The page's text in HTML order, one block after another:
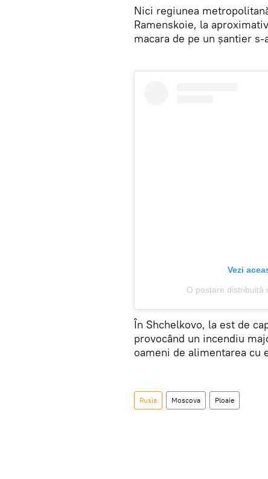
Nici regiunea
Ramenskoie, la
macara de pe un șantier
Vezi
O postare distribuită
În Shchelkovo, la est de
provocând un incendiu
oameni de alimentarea cu
Rusia Moscova Ploaie